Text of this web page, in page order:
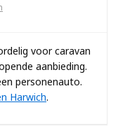
voor caravan
aanbieding.
personenauto.
Harwich.